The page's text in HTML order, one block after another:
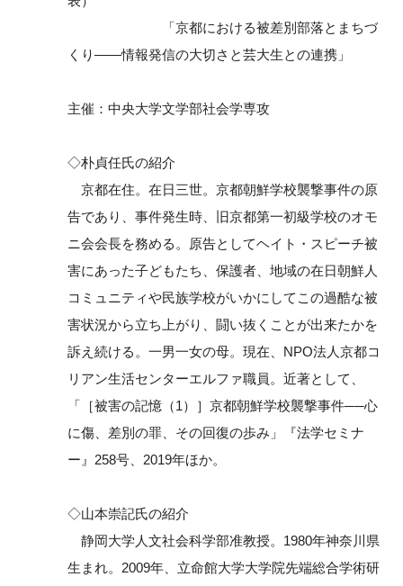
「京都における被差別部落とまちづ
くり――情報発信の大切さと芸大生との連携」
主催：中央大学文学部社会学専攻
◇朴貞任氏の紹介
京都在住。在日三世。京都朝鮮学校襲撃事件の原
告であり、事件発生時、旧京都第一初級学校のオモ
ニ会会長を務める。原告としてヘイト・スピーチ被
害にあった子どもたち、保護者、地域の在日朝鮮人
コミュニティや民族学校がいかにしてこの過酷な被
害状況から立ち上がり、闘い抜くことが出来たかを
訴え続ける。一男一女の母。現在、NPO法人京都コ
リアン生活センターエルファ職員。近著として、
「［被害の記憶（1）］京都朝鮮学校襲撃事件──心
に傷、差別の罪、その回復の歩み」『法学セミナ
ー』258号、2019年ほか。
◇山本崇記氏の紹介
静岡大学人文社会科学部准教授。1980年神奈川県
生まれ。2009年、立命館大学大学院先端総合学術研